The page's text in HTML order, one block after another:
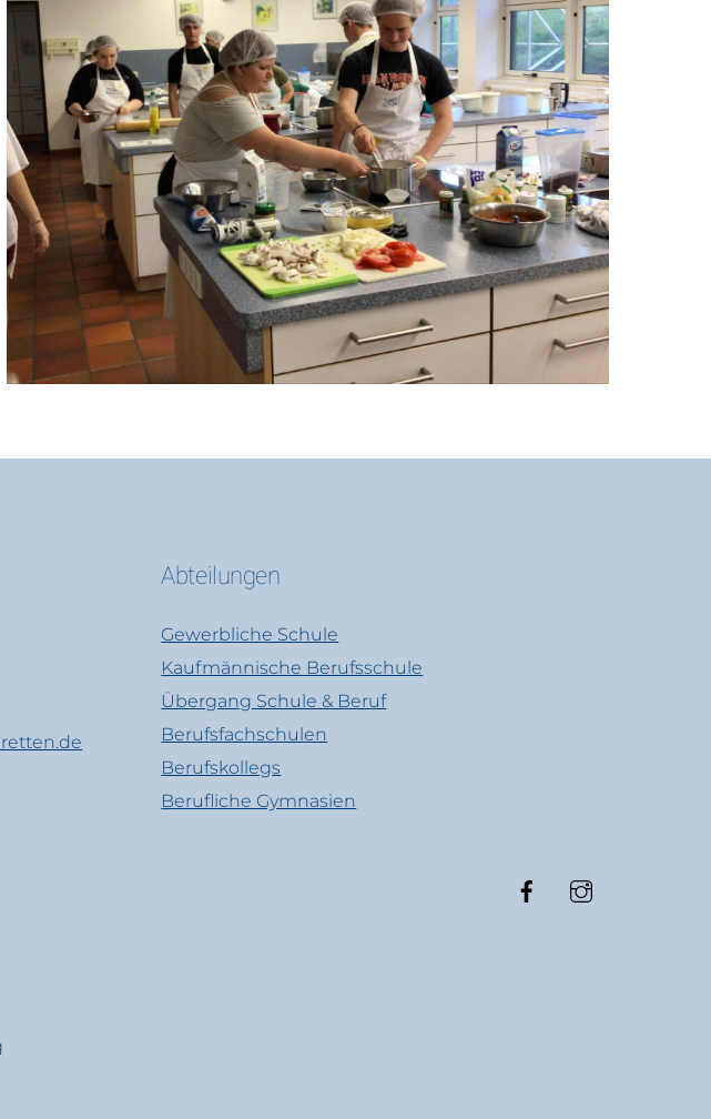
Abteilungen
Gewerbliche Schule
Kaufmännische Berufsschule
Übergang Schule & Beruf
Berufsfachschulen
Berufskollegs
Berufliche Gymnasien
Facebook